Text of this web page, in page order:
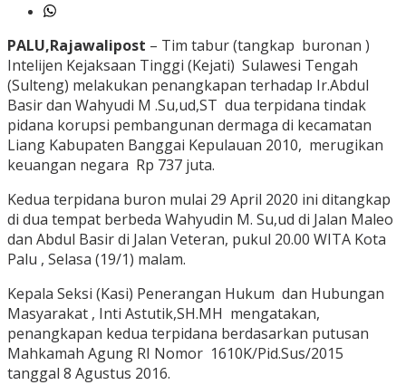
PALU,Rajawalipost – Tim tabur (tangkap buronan )
Intelijen Kejaksaan Tinggi (Kejati) Sulawesi Tengah
(Sulteng) melakukan penangkapan terhadap Ir.Abdul
Basir dan Wahyudi M .Su,ud,ST dua terpidana tindak
pidana korupsi pembangunan dermaga di kecamatan
Liang Kabupaten Banggai Kepulauan 2010, merugikan
keuangan negara Rp 737 juta.
Kedua terpidana buron mulai 29 April 2020 ini ditangkap
di dua tempat berbeda Wahyudin M. Su,ud di Jalan Maleo
dan Abdul Basir di Jalan Veteran, pukul 20.00 WITA Kota
Palu , Selasa (19/1) malam.
Kepala Seksi (Kasi) Penerangan Hukum dan Hubungan
Masyarakat , Inti Astutik,SH.MH mengatakan,
penangkapan kedua terpidana berdasarkan putusan
Mahkamah Agung RI Nomor 1610K/Pid.Sus/2015
tanggal 8 Agustus 2016.